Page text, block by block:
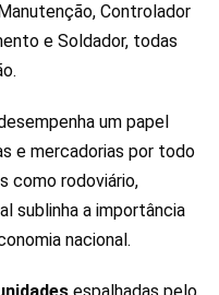
Controlador
e Soldador, todas
um papel
e mercadorias por todo
como rodoviário,
sublinha a importância
nacional.